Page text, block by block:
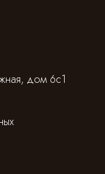
дом 6с1